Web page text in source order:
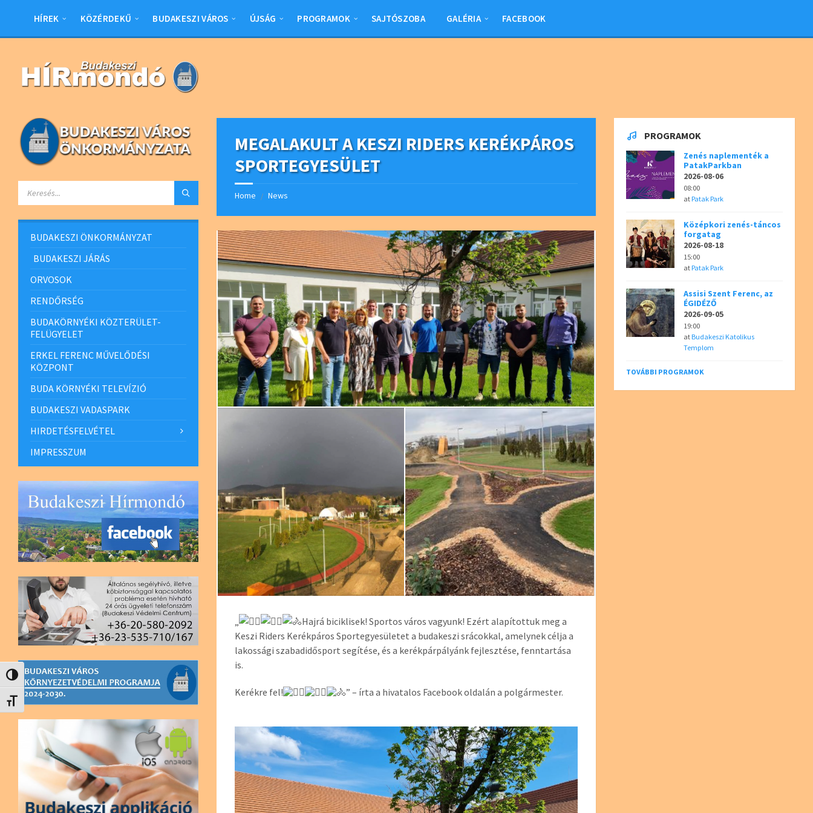
Nagy kontraszt váltása
Betűméret váltása
sidebar
sidebar
HÍREK KÖZÉRDEKŰ BUDAKESZI VÁROS ÚJSÁG PROGRAMOK SAJTÓSZOBA GALÉRIA FACEBOOK
MEGALAKULT A KESZI RIDERS KERÉKPÁROS
SPORTEGYESÜLET
Home / News
„
Hajrá biciklisek! Sportos város vagyunk! Ezért alapítottuk meg a
Keszi Riders Kerékpáros Sportegyesületet a budakeszi srácokkal, amelynek célja a
lakossági szabadidősport segítése, és a kerékpárpályánk fejlesztése, fenntartása
is.
Kerékre fel! ” – írta a hivatalos Facebook oldalán a polgármester.
BUDAKESZI ÖNKORMÁNYZAT
BUDAKESZI JÁRÁS
ORVOSOK
RENDŐRSÉG
BUDAKÖRNYÉKI KÖZTERÜLET-
FELÜGYELET
ERKEL FERENC MŰVELŐDÉSI
KÖZPONT
BUDA KÖRNYÉKI TELEVÍZIÓ
BUDAKESZI VADASPARK
HIRDETÉSFELVÉTEL
IMPRESSZUM
PROGRAMOK
Zenés naplementék a
PatakParkban
2026-08-06
08:00
atPatak Park
Középkori zenés-táncos
forgatag
2026-08-18
15:00
atPatak Park
Assisi Szent Ferenc, az
ÉGIDÉZŐ
2026-09-05
19:00
atBudakeszi Katolikus
Templom
TOVÁBBI PROGRAMOK